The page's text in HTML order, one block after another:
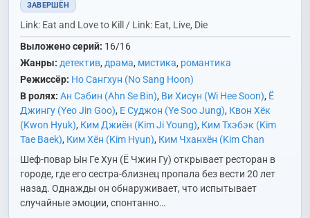
ЗАВЕРШЁН
Link: Eat and Love to Kill / Link: Eat, Live, Die
Выложено серий: 16/16
Жанры: детектив, драма, мистика, романтика
Режиссёр: Но Сангхун (No Sang Hoon)
В ролях: Ан Сэбин (Ahn Se Bin), Ви Хисун (Wi Hee Soon), Ё
Джингу (Yeo Jin Goo), Е Суджон (Ye Soo Jung), Квон Хёк
(Kwon Hyuk), Ким Джиён (Kim Ji Young), Ким Тхэбэк (Kim
Tae Baek), Ким Хён (Kim Hyun), Ким Чханхён (Kim Chan
Hyung)
Кимгвак Кёнхи (Kim Kwak Kyung Hee)
Bom)
Ли Бомсори (Lee Bom So Ri) Ли Гюхве (Lee Kyu Hoe)
Ли Сокхён (Lee Seok Hyeong)
Мун Гаён (Moon Ga Young)
Гёнхва (Oh Kyung Hwa)
Пак Богён (Park Bo Kyung)
Джиа (Park Ji A)
Шеф-повар Ын Ге Хун (Ё Чжин Гу) открывает ресторан в
городе, где его сестра-близнец пропала без вести 20 лет
назад. Однажды он обнаруживает, что испытывает
случайные эмоции, спонтанно…